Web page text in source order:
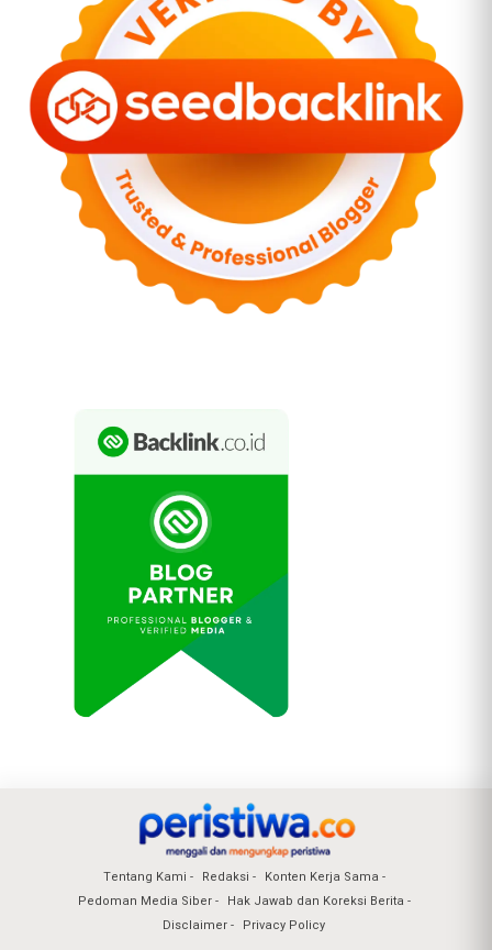
Tentang Kami Redaksi
Konten Kerja Sama
Pedoman Media Siber
Hak Jawab dan Koreksi Berita
Disclaimer
Privacy Policy